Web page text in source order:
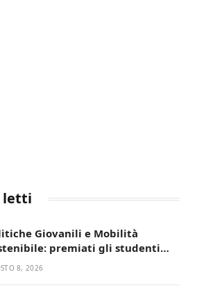
letti
Giovanili e Mobilità
premiati gli studenti
del bando “La strada
8, 2026